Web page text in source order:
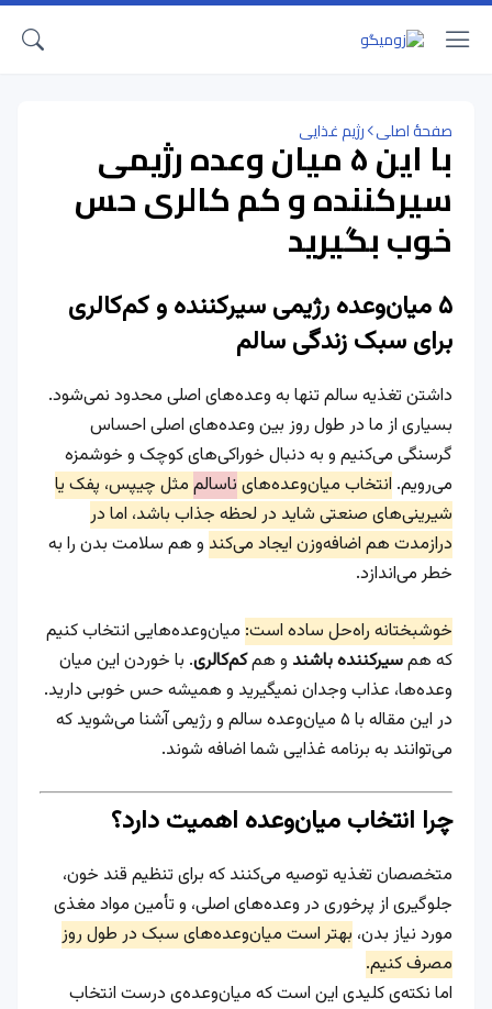
صفحهٔ اصلی رژیم غذایی
با این ۵ میان وعده رژیمی
سیرکننده و کم کالری حس
خوب بگیرید
۵ میان‌وعده رژیمی سیرکننده‌ و کم‌کالری
برای سبک زندگی سالم
داشتن تغذیه سالم تنها به وعده‌های اصلی محدود نمی‌شود.
بسیاری از ما در طول روز بین وعده‌های اصلی احساس
گرسنگی می‌کنیم و به دنبال خوراکی‌های کوچک و خوشمزه
می‌رویم. انتخاب میان‌وعده‌های ناسالم مثل چیپس، پفک یا
شیرینی‌های صنعتی شاید در لحظه جذاب باشد، اما در
درازمدت هم اضافه‌وزن ایجاد می‌کند و هم سلامت بدن را به
خطر می‌اندازد.
خوشبختانه راه‌حل ساده است: میان‌وعده‌هایی انتخاب کنیم
که همسیرکننده باشند و همکم‌کالری. با خوردن این میان
وعده‌ها، عذاب وجدان نمیگیرید و همیشه حس خوبی دارید.
در این مقاله با ۵ میان‌وعده سالم و رژیمی آشنا می‌شوید که
می‌توانند به برنامه غذایی شما اضافه شوند.
چرا انتخاب میان‌وعده اهمیت دارد؟
متخصصان تغذیه توصیه می‌کنند که برای تنظیم قند خون،
جلوگیری از پرخوری در وعده‌های اصلی، و تأمین مواد مغذی
مورد نیاز بدن، بهتر است میان‌وعده‌های سبک در طول روز
مصرف کنیم.
اما نکته‌ی کلیدی این است که میان‌وعده‌ی درست انتخاب